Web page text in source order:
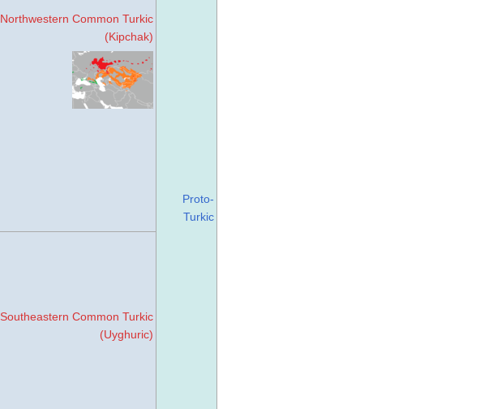
Proto-
Turkic
Northwestern Common Turkic
(Kipchak)
Southeastern Common Turkic
(Uyghuric)